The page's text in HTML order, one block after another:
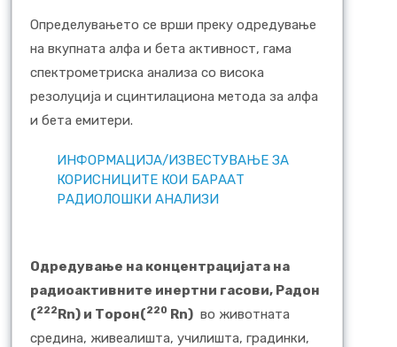
Определувањето се врши преку одредување
на вкупната алфа и бета активност, гама
спектрометриска анализа со висока
резолуција и сцинтилациона метода за алфа
и бета емитери.
ИНФОРМАЦИЈА/ИЗВЕСТУВАЊЕ ЗА
КОРИСНИЦИТЕ КОИ БАРААТ
РАДИОЛОШКИ АНАЛИЗИ
Oдредување на концентрацијата на
радиоактивните инертни гасови, Радон
(222Rn) и Торон(220 Rn) во животната
средина, живеалишта, училишта, градинки,